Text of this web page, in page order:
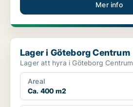
Mer info
Lager i Göteborg Centrum
Lager i Göteborg Centrum
Lager att hyra i Göteborg Centrum
Areal
Ca. 400 m2